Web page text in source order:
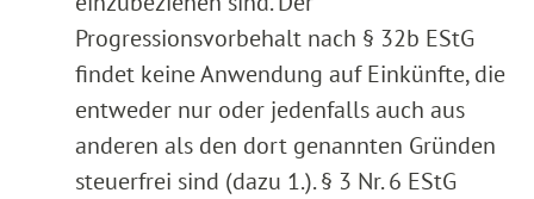
Progressionsvorbehalt nach § 32b EStG
findet keine Anwendung auf Einkünfte, die
entweder nur oder jedenfalls auch aus
anderen als den dort genannten Gründen
steuerfrei sind (dazu 1.). § 3 Nr. 6 EStG